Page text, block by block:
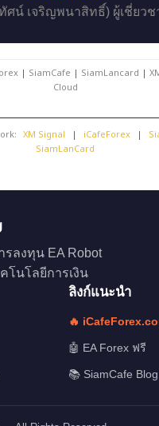
ศน์ เจริญพนาสิทธิ์) ผู้เชี่ยวช
| SiamCafe | SiamLancard |
Cloud
XM Signal | iCafeForex |
SiamLanCard
ลงทุน EA Robot
โนโลยีการเงิน
ลิงก์แนะนำ
🔥
🤖 EA Forex ฟรี
📚 SiamCafe Blog